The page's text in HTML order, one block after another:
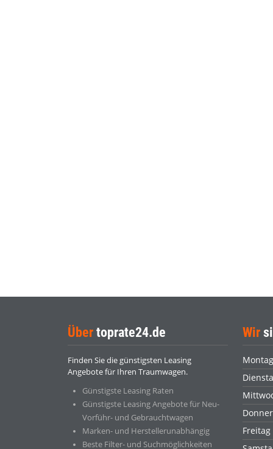
Über toprate24.de
Finden Sie die günstigsten Leasing
Angebote für Ihren Traumwagen.
Günstigste Leasing Raten
Günstigste Leasing Angebote für Neu-
Vorführ- und Gebrauchtwagen
Marken- und Herstellerunabhängig
Beste Filter- und Suchmöglichkeiten
Wir
Montag
Freitag